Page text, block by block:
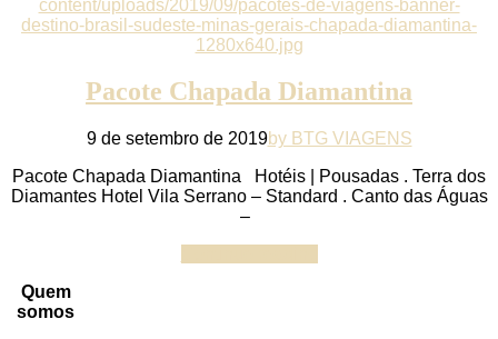
Pacote Chapada Diamantina
9 de setembro de 2019by BTG VIAGENS
Pacote Chapada Diamantina Hotéis | Pousadas . Terra dos
Diamantes Hotel Vila Serrano – Standard . Canto das Águas
–
Quem
somos